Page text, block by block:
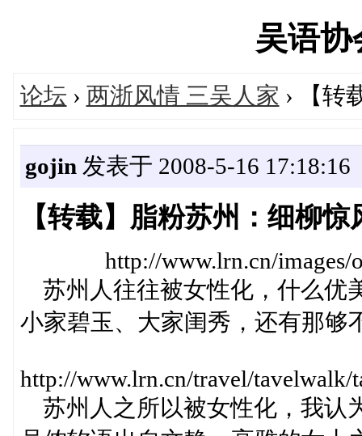
吴语
论坛 › 两浙风情 三吴人家 › 【转
gojin 发表于 2008-5-16 17:18:16
【转载】脂粉苏州：细柳惊
http://www.lrn.cn/images/
苏州人往往被女性化，什么优
小家碧玉、大家闺秀，还有那够
http://www.lrn.cn/travel/tavelwalk/
苏州人之所以被女性化，我认